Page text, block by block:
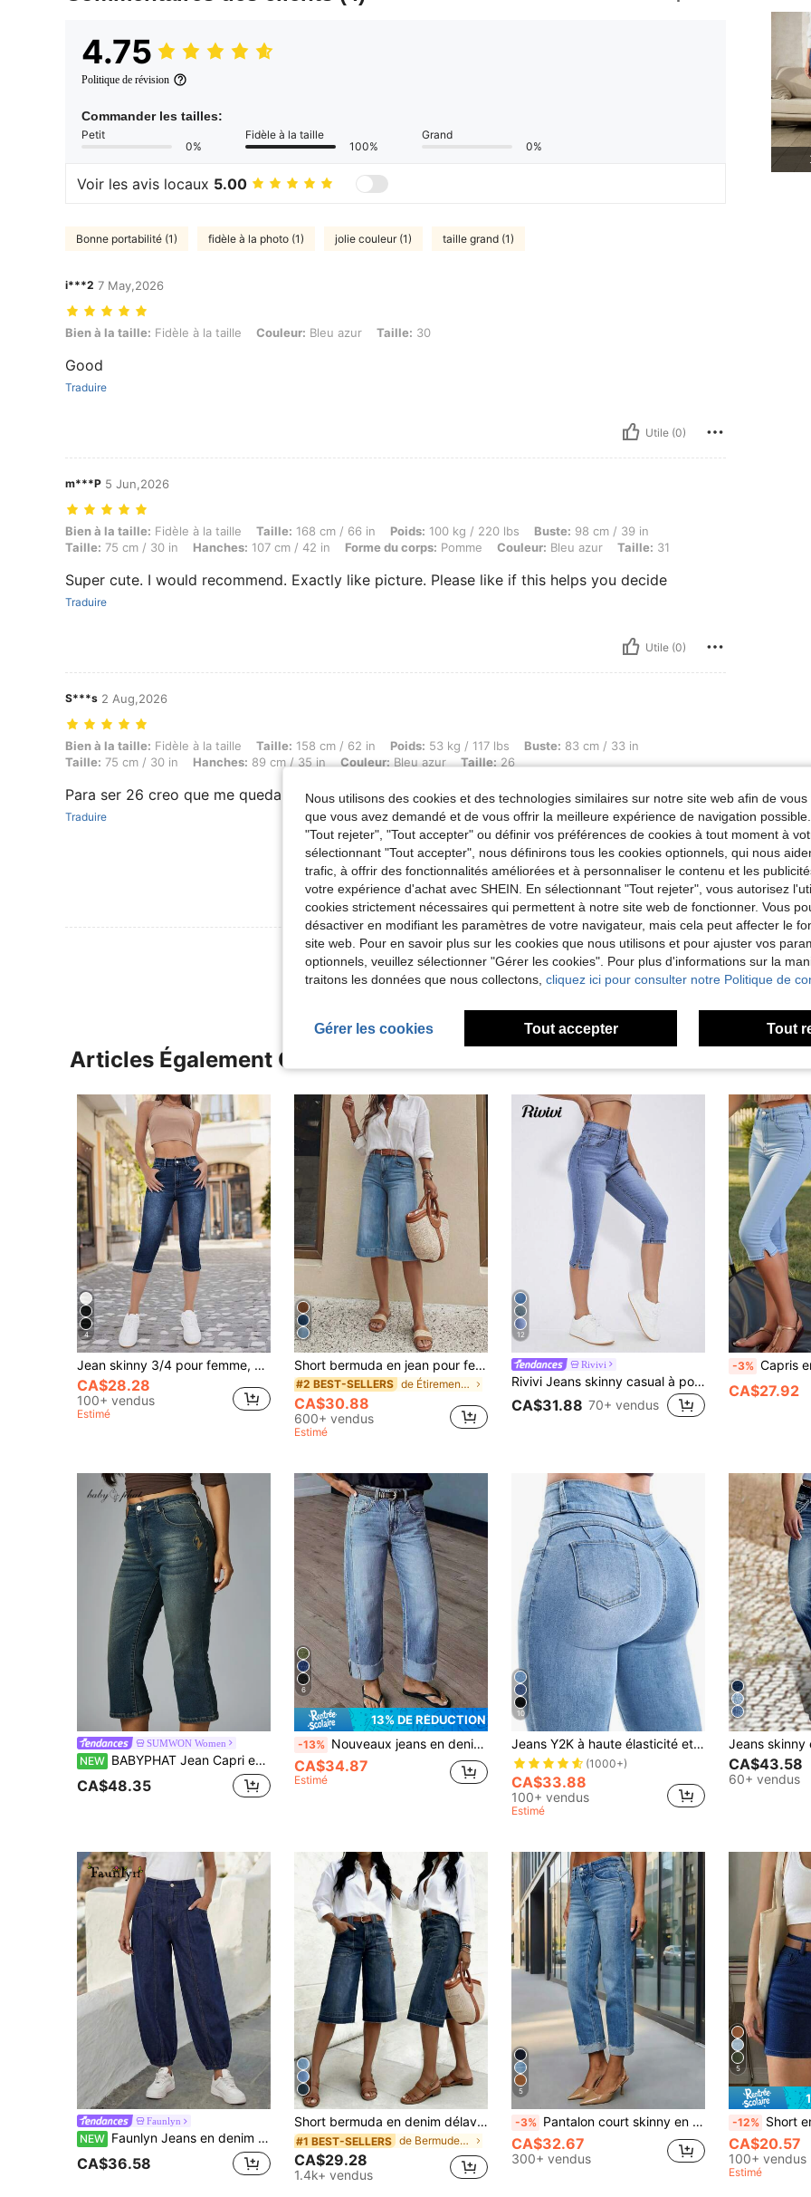
4.75
Politique de révision
Commander les tailles:
Petit
0%
Fidèle à la taille
100%
Grand
0%
Voir les avis locaux 5.00
Bonne portabilité (1) fidèle à la photo (1) jolie couleur (1) taille grand (1)
i***2 7 May,2026
Bien à la taille: Fidèle à la taille, Couleur: Bleu azur, Taille: 30
Bien à la taille: Fidèle à la taille Couleur: Bleu azur Taille: 30
Good
Traduire
Utile (0)
m***P 5 Jun,2026
Bien à la taille: Fidèle à la taille, Taille: 168 cm / 66 in, Poids: 100 kg / 220 lbs, Buste: 98 cm / 39 in, Taille: 75 cm / 30 in, Hanches: 107 cm / 42 in,
Bien à la taille: Fidèle à la taille Taille: 168 cm / 66 in Poids: 100 kg / 220 lbs Buste: 98 cm / 39 in
Taille: 75 cm / 30 in Hanches: 107 cm / 42 in Forme du corps: Pomme Couleur: Bleu azur Taille: 31
Super cute. I would recommend. Exactly like picture. Please like if this helps you decide
Traduire
Utile (0)
S***s 2 Aug,2026
Bien à la taille: Fidèle à la taille, Taille: 158 cm / 62 in, Poids: 53 kg / 117 lbs, Buste: 83 cm / 33 in, Taille: 75 cm / 30 in, Hanches: 89 cm / 35 in,
Bien à la taille: Fidèle à la taille Taille: 158 cm / 62 in Poids: 53 kg / 117 lbs Buste: 83 cm / 33 in
Taille: 75 cm / 30 in Hanches: 89 cm / 35 in Couleur:Bleu azur Taille:26
Para ser 26 creo que me queda algo ancho aun
Traduire
Utile (0)
Voir Plus D'avis
Articles Également Consultés
4
Jean skinny 3/4 pour femme, coupe régulière, taille haute élastique, bleu foncé délavé moyen, avec fente latérale, effet gainant à la taille, pantalon décontracté pour l'été
CA$28.28
100+ vendus
Estimé
Short bermuda en jean pour femmes, lavage moyen, design avec boutons devant, avec poches, parfait pour les tenues de printemps (sans ceinture), style décontracté d'été sans effort
#2 BEST-SELLERS de Étirement Denim femme
CA$30.88
600+ vendus
Estimé
12
Rivivi
Rivivi Jeans skinny casual à poches obliques et fente, de couleur unie
CA$31.88 70+ vendus
-3% Capris en jean bleu clair
CA$27.92
SUMWON Women
NEW BABYPHAT Jean Capri en denim à taille haute, lavage vintage, coupe bootcut courte, avec détails de broderie dorée et poches latérales, style été
CA$48.35
6
13% DE RÉDUCTION
-13% Nouveaux jeans en denim délavé pour femmes, mode décontractée pour l'automne
CA$34.87
Estimé
10
Jeans Y2K à haute élasticité et effet liftant pour femmes, design élégant, convient pour les trajets, les rendez-vous, le quotidien décontracté, les sorties de vacances et les vacances d'automne
(1000+)
CA$33.88
100+ vendus
Estimé
CA$43.58
60+ vendus
Faunlyn
NEW Faunlyn Jeans en denim décontractés pour femmes avec poche et bouton
CA$36.58
Short bermuda en denim délavé pour femmes, jambe droite à extensibilité moyenne, design capri, décontracté & polyvalent pour l'été, port quotidien
#1 BEST-SELLERS de Bermudes Short en jean pour femme
CA$29.28
1.4k+ vendus
5
-3% Pantalon court skinny en denim extensible pour femmes, décontracté, pour le printemps et le port quotidien en automne
CA$32.67
300+ vendus
5
-12% Short en jean pour femmes, pantalon d'été
CA$20.57
100+ vendus
Estimé
Nous utilisons des cookies et des technologies similaires sur notre site web afin de
que vous avez demandé et de vous offrir la meilleure expérience de navigation
"Tout rejeter", "Tout accepter" ou définir vos préférences de cookies à tout moment à
sélectionnant "Tout accepter", nous définirons tous les cookies optionnels, qui nous
trafic, à offrir des fonctionnalités améliorées et à personnaliser le contenu et les
votre expérience d'achat avec SHEIN. En sélectionnant "Tout rejeter", vous autorisez
cookies strictement nécessaires qui permettent à notre site web de fonctionner. Vous
désactiver en modifiant les paramètres de votre navigateur, mais cela peut affecter le
site web. Pour en savoir plus sur les cookies que nous utilisons et pour ajuster vos
optionnels, veuillez sélectionner "Gérer les cookies". Pour plus d'informations sur la
traitons les données que nous collectons, cliquez ici pour consulter notre Politique de
Gérer les cookies Tout accepter Tout